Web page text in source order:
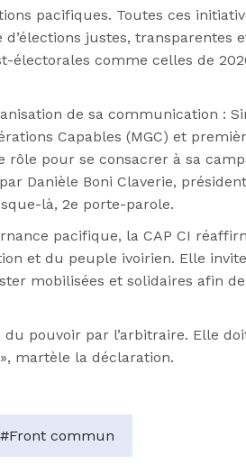
pacifiques. Toutes ces
justes, transparentes
électorales comme celles de
de sa communication :
Capables (MGC) et
rôle pour se consacrer à sa
Danièle Boni Claverie,
là, 2e porte-parole.
pacifique, la CAP CI
et du peuple ivoirien. Elle
mobilisées et solidaires afin
pouvoir par l’arbitraire. Elle
martèle la déclaration.
#Front commun